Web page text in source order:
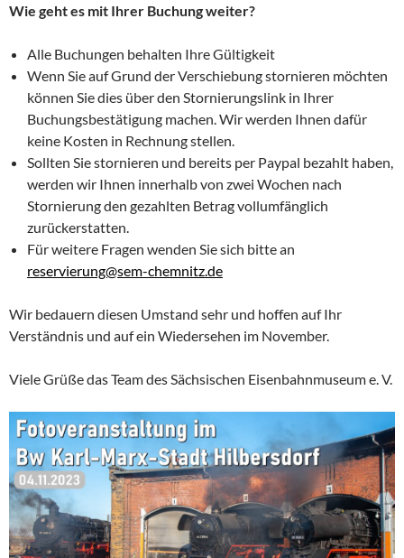
Wie geht es mit Ihrer Buchung weiter?
Alle Buchungen behalten Ihre Gültigkeit
Wenn Sie auf Grund der Verschiebung stornieren möchten
können Sie dies über den Stornierungslink in Ihrer
Buchungsbestätigung machen. Wir werden Ihnen dafür
keine Kosten in Rechnung stellen.
Sollten Sie stornieren und bereits per Paypal bezahlt haben,
werden wir Ihnen innerhalb von zwei Wochen nach
Stornierung den gezahlten Betrag vollumfänglich
zurückerstatten.
Für weitere Fragen wenden Sie sich bitte an
reservierung@sem-chemnitz.de
Wir bedauern diesen Umstand sehr und hoffen auf Ihr
Verständnis und auf ein Wiedersehen im November.
Viele Grüße das Team des Sächsischen Eisenbahnmuseum e. V.